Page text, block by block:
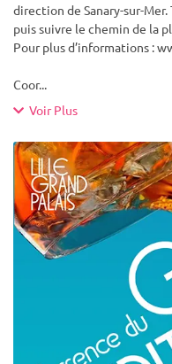
direction de Sanary-sur-
puis suivre le chemin de la
Pour plus d’informations :
Coor...
Voir Plus